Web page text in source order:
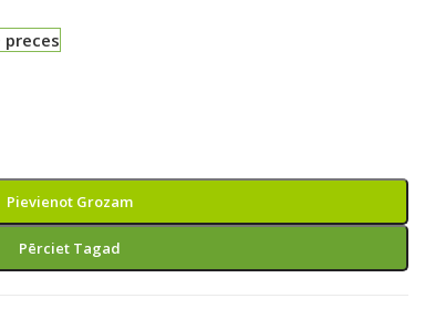
preces
Pievienot Grozam
Pērciet Tagad